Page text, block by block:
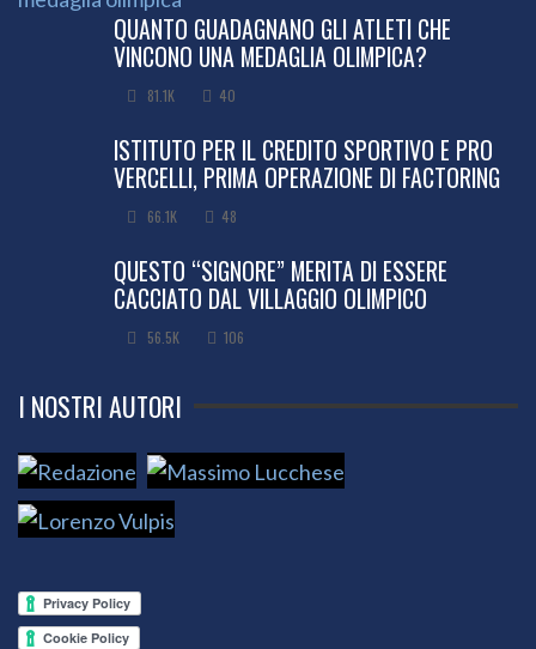
QUANTO GUADAGNANO GLI ATLETI CHE
VINCONO UNA MEDAGLIA OLIMPICA?
81.1K 40
ISTITUTO PER IL CREDITO SPORTIVO E PRO
VERCELLI, PRIMA OPERAZIONE DI FACTORING
66.1K 48
QUESTO “SIGNORE” MERITA DI ESSERE
CACCIATO DAL VILLAGGIO OLIMPICO
56.5K 106
I NOSTRI AUTORI